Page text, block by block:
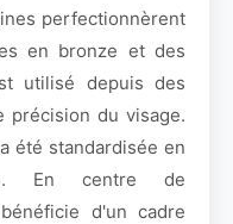
perfectionnèrent
en bronze et des
utilisé depuis des
précision du visage.
été standardisée en
En centre de
d'un cadre